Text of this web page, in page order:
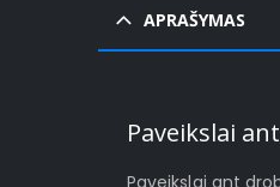
APRAŠYMAS
Paveikslai